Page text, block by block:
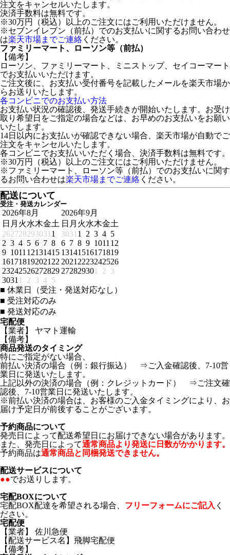
注文をキャンセルいたします。
決済手数料は無料です。
※30万円（税込）以上のご注文にはご利用いただけません。
※セブンイレブン（前払）でのお支払いに関するお問い合わせ
は楽天市場までご連絡 ください。
ファミリーマート、ローソン等（前払）
【備考】
ローソン、ファミリーマート、ミニストップ、セイコーマート
でお支払いいただけます。
ご注文後に、お支払い受付番号を記載したメールを楽天市場か
らお送りいたします。
各コンビニでのお支払い方法
お支払い状況の確認後、発送手続きが開始いたします。お受け
取り希望日をご指定の場合などは、お早めのお支払いをお願い
いたします。
14日以内にお支払いが確認できない場合、楽天市場が自動でご
注文をキャンセルいたします。
各コンビニでお支払いいただく場合、決済手数料は無料です。
※30万円（税込）以上のご注文にはご利用いただけません。
※ファミリーマート、ローソン等（前払）でのお支払いに関す
るお問い合わせは楽天市場までご連絡 ください。
配送について
受注・発送カレンダー
2026年8月
日 月 火水木金土
262728293031 1
2 3 4 5 6 7 8
9 1011 12131415
161718192021 22
23242526272829
3031 1 2 3 4 5
2026年9月
日 月 火水木金土
3031 1 2 3 4 5
6 7 8 9 1011 12
13141516171819
2021 2223242526
272829301 2 3
■ 休業日（受注・発送対応なし）
■ 受注対応のみ
■ 発送対応のみ
宅配便
【業者】 ヤマト運輸
【備考】
商品発送のタイミング
特にご指定がない場合、
前払い決済の場合（例：銀行振込） ⇒ご入金確認後、7-10営
業日に発送いたします。
上記以外の決済の場合（例：クレジットカード） ⇒ご注文確
認後、7-10営業日に発送いたします。
※前払い決済の場合は、お客様のご入金タイミングにより、お
届け予定日が前後することがございます。
予約商品について
発売日によって配送希望日にお届けできない場合があります。
また、発売日によって通常商品より発送に日数がかかります。
予約商品は通常商品と同梱発送できません。
配送サービスについて
●●でお送りします。
宅配BOXについて
宅配BOX配達を希望される場合、 フリーフォームにご記入 く
ださい。
宅配便
【業者】 佐川急便
【配送サービス名】飛脚宅配便
【備考】